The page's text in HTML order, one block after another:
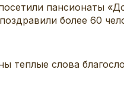
пансионаты
более 60
слова